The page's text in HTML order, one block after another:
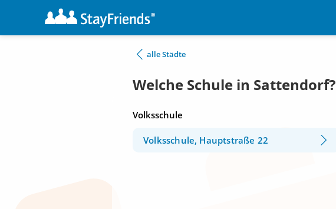
alle Städte
Welche Schule in Sattendorf?
Volksschule
Volksschule, Hauptstraße 22